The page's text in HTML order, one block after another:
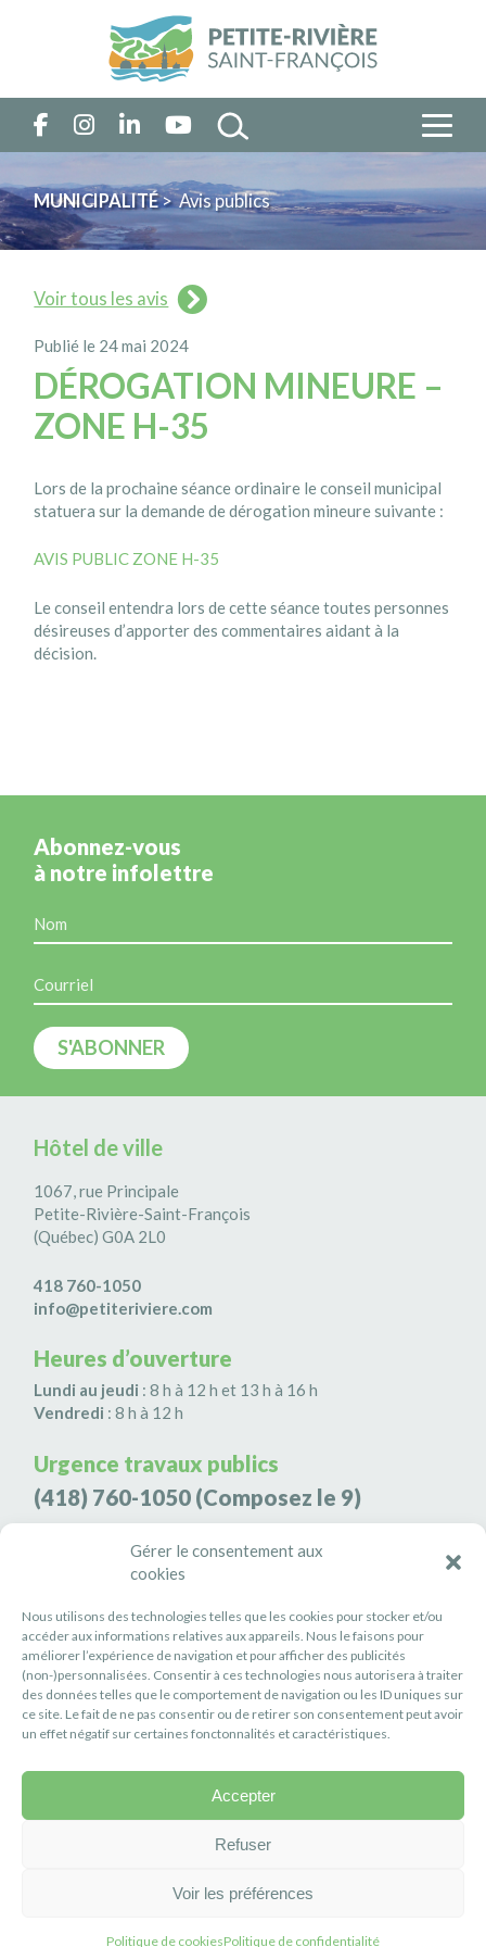
Gérer le consentement aux
cookies
Nous utilisons des technologies telles que les cookies pour stocker et/ou
accéder aux informations relatives aux appareils. Nous le faisons pour
améliorer l’expérience de navigation et pour afficher des publicités
(non-)personnalisées. Consentir à ces technologies nous autorisera à traiter
des données telles que le comportement de navigation ou les ID uniques sur
ce site. Le fait de ne pas consentir ou de retirer son consentement peut avoir
un effet négatif sur certaines fonctonnalités et caractéristiques.
Accepter
Refuser
Voir les préférences
Politique de cookiesPolitique de confidentialité
MUNICIPALITÉ> Avis publics
Voir tous les avis
Publié le 24 mai 2024
DÉROGATION MINEURE –
ZONE H-35
Lors de la prochaine séance ordinaire le conseil municipal
statuera sur la demande de dérogation mineure suivante :
AVIS PUBLIC ZONE H-35
Le conseil entendra lors de cette séance toutes personnes
désireuses d’apporter des commentaires aidant à la
décision.
Abonnez-vous
à notre infolettre
Hôtel de ville
1067, rue Principale
Petite-Rivière-Saint-François
(Québec) G0A 2L0
418 760-1050
info@petiteriviere.com
Heures d’ouverture
Lundi au jeudi : 8 h à 12 h et 13 h à 16 h
Vendredi : 8 h à 12 h
Urgence travaux publics
(418) 760-1050 (Composez le 9)
Agence de sécurité S3K9
(418) 808-9566
#PETITERIVIÈRE
Suivez-nous
Politique de confidentialité
Réalisation :Axe Création